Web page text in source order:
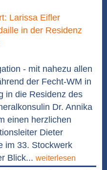
- mit nahezu allen
der Fecht-WM in
in die Residenz des
Dr. Annika
einen herzlichen
Dieter
im 33. Stockwerk
Blick... weiterlesen